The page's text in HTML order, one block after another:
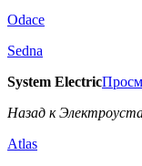
Odace
Sedna
System Electric
Назад к
Atlas